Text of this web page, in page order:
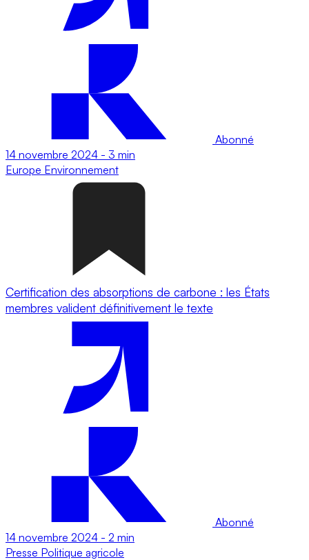
Abonné
14 novembre 2024 - 3 min
Europe Environnement
Certification des absorptions de carbone : les États
membres valident définitivement le texte
Abonné
14 novembre 2024 - 2 min
Presse Politique agricole